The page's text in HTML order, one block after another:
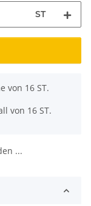
ST
von 16 ST.
von 16 ST.
...